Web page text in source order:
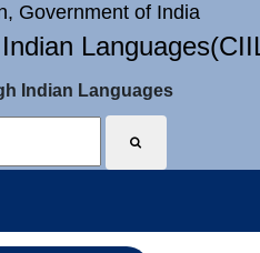
Government of India
Indian Languages